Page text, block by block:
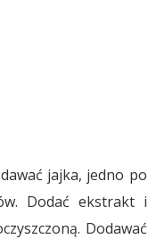
jajka, jedno po
Dodać ekstrakt i
Dodawać